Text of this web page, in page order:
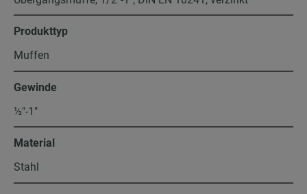
Produkttyp
Muffen
Gewinde
½″-1″
Material
Stahl